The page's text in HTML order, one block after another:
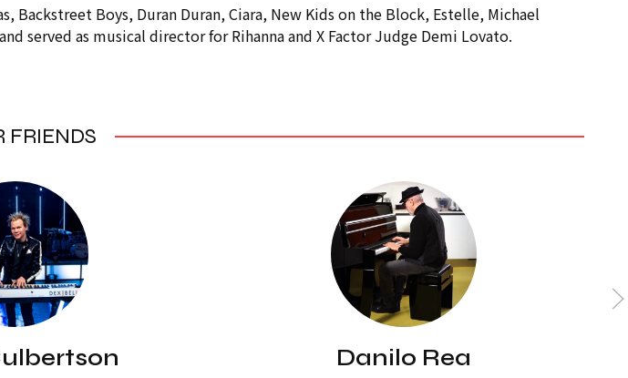
Boys, Duran Duran, Ciara, New Kids on the Block, Estelle, Michael
served as musical director for Rihanna and X Factor Judge Demi Lovato.
FRIENDS
Danilo Rea